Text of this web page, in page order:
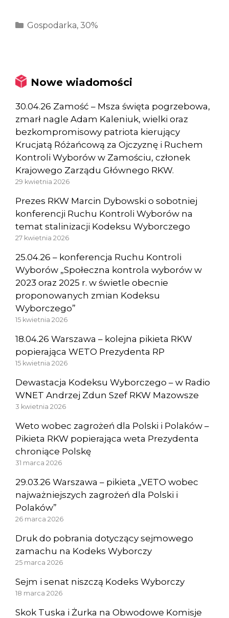
Kategorie
Gospodarka, 30%
Nowe wiadomości
30.04.26 Zamość – Msza święta pogrzebowa,
zmarł nagle Adam Kaleniuk, wielki oraz
bezkompromisowy patriota kierujący
Krucjatą Różańcową za Ojczyznę i Ruchem
Kontroli Wyborów w Zamościu, członek
Krajowego Zarządu Głównego RKW.
29 kwietnia 2026
Prezes RKW Marcin Dybowski o sobotniej
konferencji Ruchu Kontroli Wyborów na
temat stalinizacji Kodeksu Wyborczego
27 kwietnia 2026
25.04.26 – konferencja Ruchu Kontroli
Wyborów „Społeczna kontrola wyborów w
2023 oraz 2025 r. w świetle obecnie
proponowanych zmian Kodeksu
Wyborczego”
15 kwietnia 2026
18.04.26 Warszawa – kolejna pikieta RKW
popierająca WETO Prezydenta RP
15 kwietnia 2026
Dewastacja Kodeksu Wyborczego – w Radio
WNET Andrzej Zdun Szef RKW Mazowsze
3 kwietnia 2026
Weto wobec zagrożeń dla Polski i Polaków –
Pikieta RKW popierająca weta Prezydenta
chroniące Polskę
31 marca 2026
29.03.26 Warszawa – pikieta „VETO wobec
najważniejszych zagrożeń dla Polski i
Polaków”
26 marca 2026
Druk do pobrania dotyczący sejmowego
zamachu na Kodeks Wyborczy
25 marca 2026
Sejm i senat niszczą Kodeks Wyborczy
18 marca 2026
Skok Tuska i Żurka na Obwodowe Komisje